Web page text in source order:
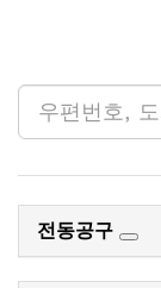
전동공구